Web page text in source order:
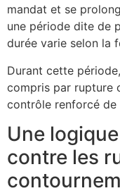
mandat et se
une période dite de
durée varie selon la
Durant cette
compris par rupture
contrôle renforcé de
Une
contre les